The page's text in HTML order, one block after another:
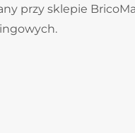
przy sklepie